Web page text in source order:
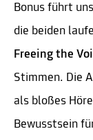
Bonus führt
die beiden
Freeing the
Stimmen. Die
als bloßes
Bewusstsein